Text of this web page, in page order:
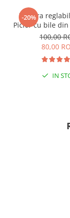
-20%
Bratara
Picior cu bile din
si margele
100,00
80,00
IN